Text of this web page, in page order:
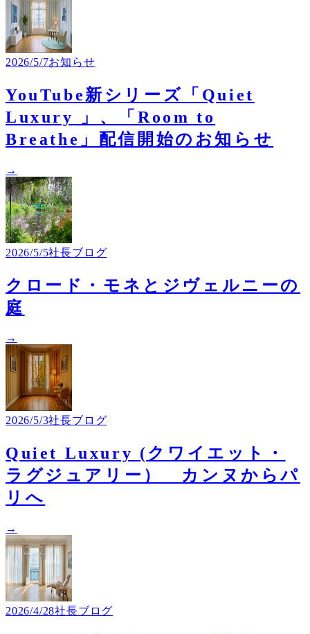
2026/5/7お知らせ
YouTube新シリーズ「Quiet
Luxury 」、「Room to
Breathe」配信開始のお知らせ
→
2026/5/5社長ブログ
クロード・モネとジヴェルニーの
庭
→
2026/5/3社長ブログ
Quiet Luxury (クワイエット・
ラグジュアリー） カンヌからパ
リへ
→
2026/4/28社長ブログ